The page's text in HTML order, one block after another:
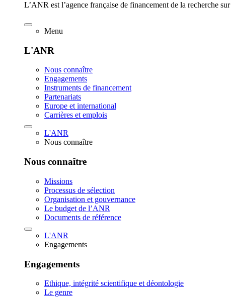
L’ANR est l’agence française de financement de la recherche
Menu
L'ANR
Nous connaître
Engagements
Instruments de financement
Partenariats
Europe et international
Carrières et emplois
L'ANR
Nous connaître
Nous connaître
Missions
Processus de sélection
Organisation et gouvernance
Le budget de l’ANR
Documents de référence
L'ANR
Engagements
Engagements
Ethique, intégrité scientifique et déontologie
Le genre